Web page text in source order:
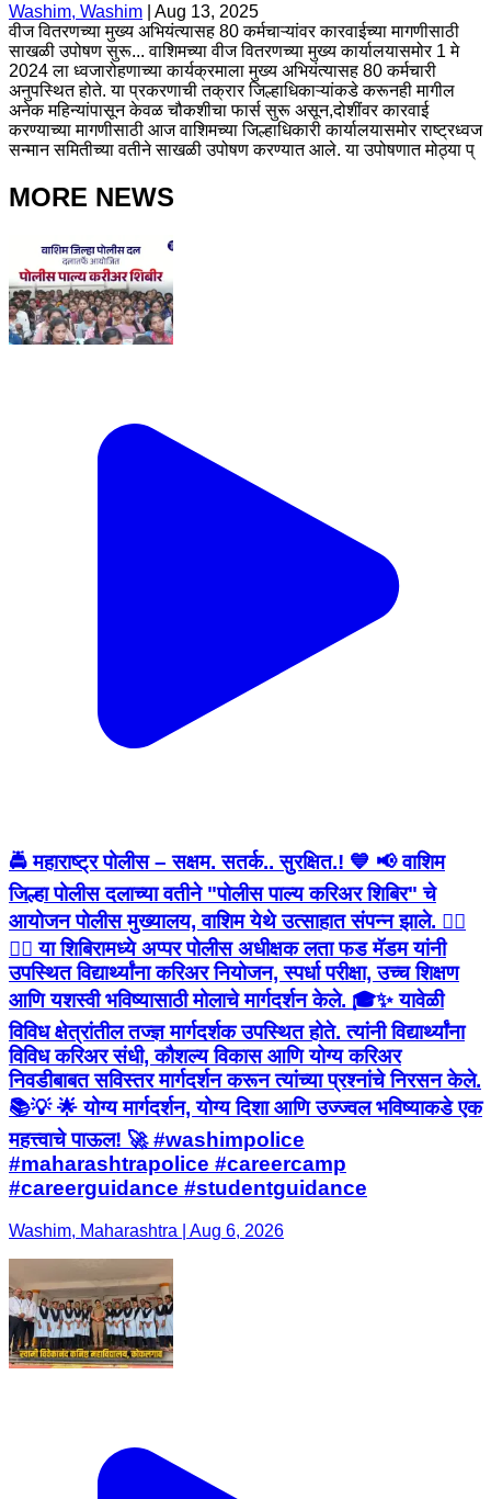
Washim, Washim
Aug 13, 2025
वीज वितरणच्या मुख्य अभियंत्यासह 80 कर्मचाऱ्यांवर कारवाईच्या मागणीसाठी
साखळी उपोषण सुरू... वाशिमच्या वीज वितरणच्या मुख्य कार्यालयासमोर 1 मे
2024 ला ध्वजारोहणाच्या कार्यक्रमाला मुख्य अभियंत्यासह 80 कर्मचारी
अनुपस्थित होते. या प्रकरणाची तक्रार जिल्हाधिकाऱ्यांकडे करूनही मागील
अनेक महिन्यांपासून केवळ चौकशीचा फार्स सुरू असून,दोशींवर कारवाई
करण्याच्या मागणीसाठी आज वाशिमच्या जिल्हाधिकारी कार्यालयासमोर राष्ट्रध्वज
सन्मान समितीच्या वतीने साखळी उपोषण करण्यात आले. या उपोषणात मोठ्या प्
MORE NEWS
🚔 महाराष्ट्र पोलीस – सक्षम. सतर्क.. सुरक्षित.! 💙 📢 वाशिम
जिल्हा पोलीस दलाच्या वतीने "पोलीस पाल्य करिअर शिबिर" चे
आयोजन पोलीस मुख्यालय, वाशिम येथे उत्साहात संपन्न झाले. 👮‍♂️
👮‍♀️ या शिबिरामध्ये अप्पर पोलीस अधीक्षक लता फड मॅडम यांनी
उपस्थित विद्यार्थ्यांना करिअर नियोजन, स्पर्धा परीक्षा, उच्च शिक्षण
आणि यशस्वी भविष्यासाठी मोलाचे मार्गदर्शन केले. 🎓✨ यावेळी
विविध क्षेत्रांतील तज्ज्ञ मार्गदर्शक उपस्थित होते. त्यांनी विद्यार्थ्यांना
विविध करिअर संधी, कौशल्य विकास आणि योग्य करिअर
निवडीबाबत सविस्तर मार्गदर्शन करून त्यांच्या प्रश्नांचे निरसन केले.
📚💡 🌟 योग्य मार्गदर्शन, योग्य दिशा आणि उज्ज्वल भविष्याकडे एक
महत्त्वाचे पाऊल! 🚀 #washimpolice
#maharashtrapolice #careercamp
#careerguidance #studentguidance
Washim, Maharashtra | Aug 6, 2026